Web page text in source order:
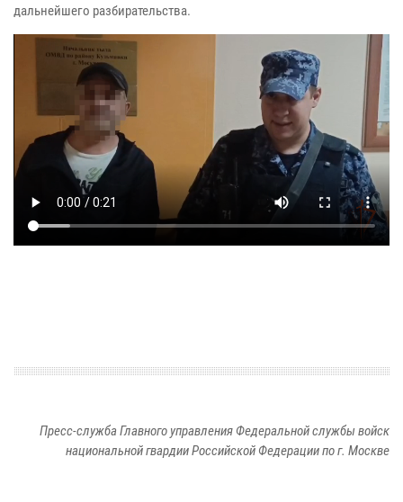
дальнейшего разбирательства.
Пресс-служба Главного управления Федеральной службы войск
национальной гвардии Российской Федерации по г. Москве